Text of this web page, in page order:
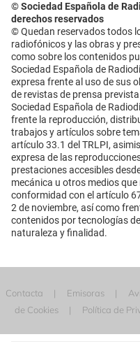
© Sociedad Española de
derechos reservados
© Quedan reservados todos
radiofónicos y las obras y
como sobre los contenidos
Sociedad Española de
expresa frente al uso de sus
de revistas de prensa
Sociedad Española de
frente la reproducción,
trabajos y artículos sobre
artículo 33.1 del TRLPI,
expresa de las
prestaciones accesibles
mecánica u otros medios
conformidad con el artículo
2 de noviembre, así como
contenidos por tecnologías
naturaleza y finalidad.
Contacta Emisoras
de Cookies
Política de